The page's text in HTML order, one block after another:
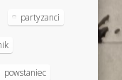
partyzanci
powstaniec